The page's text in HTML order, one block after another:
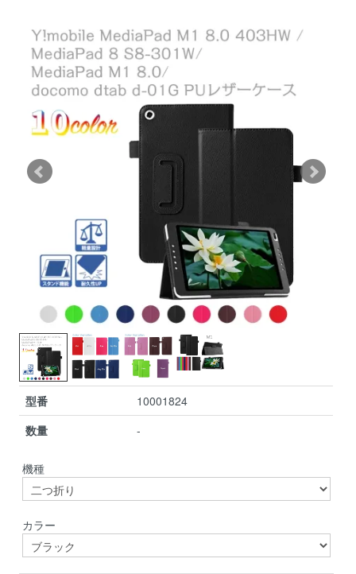
型番
10001824
数量
-
機種
カラー